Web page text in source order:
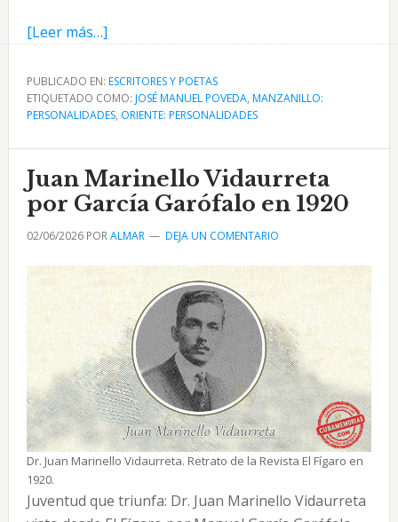
[Leer más…]acerca
José
Manuel
Poveda
por
Lizaso
y
Fernández
de
Castro
PUBLICADO EN: ESCRITORES Y POETAS
ETIQUETADO COMO: JOSÉ MANUEL POVEDA, MANZANILLO:
PERSONALIDADES, ORIENTE: PERSONALIDADES
Juan Marinello Vidaurreta
por García Garófalo en 1920
02/06/2026PORALMAR DEJA UN COMENTARIO
Dr. Juan Marinello Vidaurreta. Retrato de la Revista El Fígaro en
1920.
Juventud que triunfa: Dr. Juan Marinello Vidaurreta